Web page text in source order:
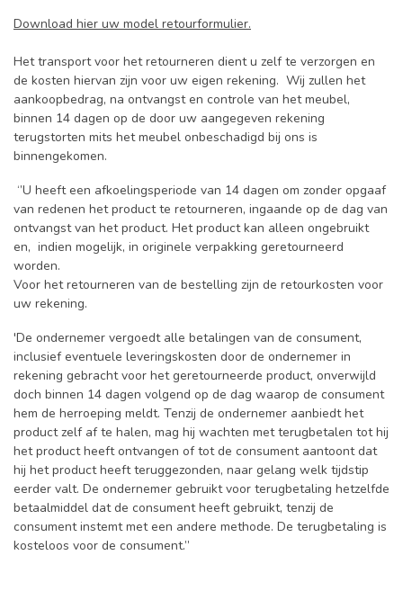
Download hier uw model retourformulier.
Het transport voor het retourneren dient u zelf te verzorgen en
de kosten hiervan zijn voor uw eigen rekening. Wij zullen het
aankoopbedrag, na ontvangst en controle van het meubel,
binnen 14 dagen op de door uw aangegeven rekening
terugstorten mits het meubel onbeschadigd bij ons is
binnengekomen.
‘’U heeft een afkoelingsperiode van 14 dagen om zonder opgaaf
van redenen het product te retourneren, ingaande op de dag van
ontvangst van het product. Het product kan alleen ongebruikt
en, indien mogelijk, in originele verpakking geretourneerd
worden.
Voor het retourneren van de bestelling zijn de retourkosten voor
uw rekening.
'De ondernemer vergoedt alle betalingen van de consument,
inclusief eventuele leveringskosten door de ondernemer in
rekening gebracht voor het geretourneerde product, onverwijld
doch binnen 14 dagen volgend op de dag waarop de consument
hem de herroeping meldt. Tenzij de ondernemer aanbiedt het
product zelf af te halen, mag hij wachten met terugbetalen tot hij
het product heeft ontvangen of tot de consument aantoont dat
hij het product heeft teruggezonden, naar gelang welk tijdstip
eerder valt. De ondernemer gebruikt voor terugbetaling hetzelfde
betaalmiddel dat de consument heeft gebruikt, tenzij de
consument instemt met een andere methode. De terugbetaling is
kosteloos voor de consument.’’